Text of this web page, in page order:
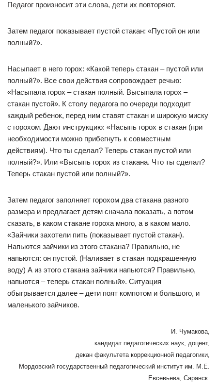
Педагог произносит эти слова, дети их повторяют.
Затем педагог показывает пустой стакан: «Пустой он или
полный?».
Насыпает в него горох: «Какой теперь стакан – пустой или
полный?». Все свои действия сопровождает речью:
«Насыпала горох – стакан полный. Высыпала горох –
стакан пустой». К столу педагога по очереди подходит
каждый ребенок, перед ним ставят стакан и широкую миску
с горохом. Дают инструкцию: «Насыпь горох в стакан (при
необходимости можно прибегнуть к совместным
действиям). Что ты сделал? Теперь стакан пустой или
полный?». Или «Высыпь горох из стакана. Что ты сделал?
Теперь стакан пустой или полный?».
Затем педагог заполняет горохом два стакана разного
размера и предлагает детям сначала показать, а потом
сказать, в каком стакане гороха много, а в каком мало.
«Зайчики захотели пить (показывает пустой стакан).
Напьются зайчики из этого стакана? Правильно, не
напьются: он пустой. (Наливает в стакан подкрашенную
воду) А из этого стакана зайчики напьются? Правильно,
напьются – теперь стакан полный». Ситуация
обыгрывается далее – дети поят компотом и большого, и
маленького зайчиков.
И. Чумакова,
кандидат педагогических наук, доцент,
декан факультета коррекционной педагогики,
Мордовский государственный педагогический институт им. М.Е.
Евсевьева, Саранск.